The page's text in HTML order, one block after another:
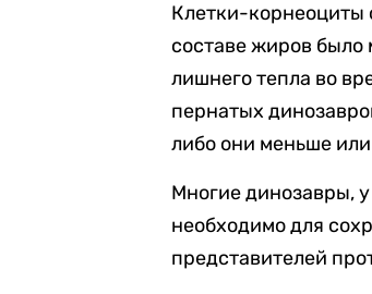
Клетки-корнеоциты
составе жиров было
лишнего тепла во
пернатых
либо они меньше
Многие динозавры,
необходимо для
представителей